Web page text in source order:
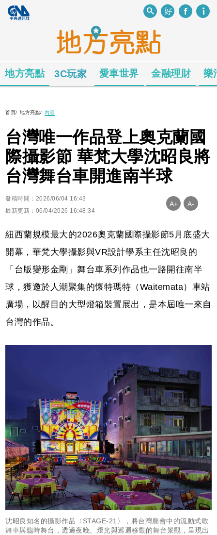
地方亮點 3C玩家 愛車世界 金融理財 樂
首頁/ 地方亮點/ 內容
台灣唯一作品登上奧克蘭國
際攝影節 華梵大學沈昭良將
台灣舞台車開進南半球
發稿時間：2026/06/04 16:43
最新更新：06/04/2026 16:48:34
A+ A-
紐西蘭規模最大的2026奧克蘭國際攝影節5月底盛大
開幕，華梵大學攝影與VR設計學系主任沈昭良的
「台版變形金剛」舞台車系列作品也一路開往南半
球，獲邀於人潮聚集的懷特瑪特（Waitemata）車站
廣場，以醒目的大型燈箱裝置展出，是本屆唯一來自
台灣的作品。
沈昭良知名的攝影作品〈STAGE-21〉，將台灣廟會中的流動式歌
舞車與臨時舞台，透過夜晚、燈光與巡迴移動的舞台景觀，呈現出